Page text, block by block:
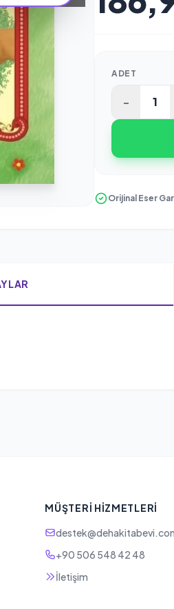
ADET
-
Orijinal Eser
MÜŞTERI HIZMETLERI
+90 506 548 42 48
İletişim